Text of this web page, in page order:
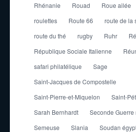
Rhénanie
Rouad Roue ailée
roulettes
Route 66
route de la
route du thé
rugby Ruhr
République Sociale Italienne
safari philatélique
Sage
Saint-Jacques de Compostelle
Saint-Pierre-et-Miquelon
Saint-
Sarah Bernhardt
Seconde Guerre
Semeuse
Slania
Soudan